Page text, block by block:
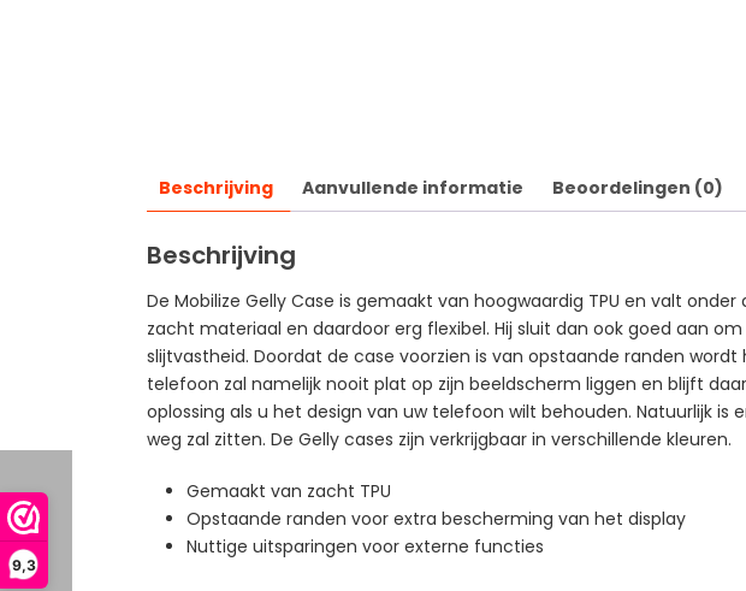
9,3
Beschrijving Aanvullende informatie Beoordelingen (0)
Beschrijving
De Mobilize Gelly Case is gemaakt van hoogwaardig TPU en valt
zacht materiaal en daardoor erg flexibel. Hij sluit dan ook goed aan
slijtvastheid. Doordat de case voorzien is van opstaande randen
telefoon zal namelijk nooit plat op zijn beeldscherm liggen en blijft
oplossing als u het design van uw telefoon wilt behouden. Natuurlijk
weg zal zitten. De Gelly cases zijn verkrijgbaar in verschillende kleuren.
Gemaakt van zacht TPU
Opstaande randen voor extra bescherming van het display
Nuttige uitsparingen voor externe functies